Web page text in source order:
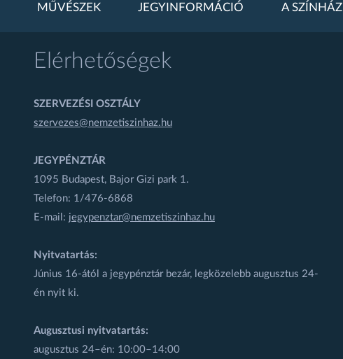
MŰVÉSZEK JEGYINFORMÁCIÓ A SZÍNHÁZ
Elérhetőségek
SZERVEZÉSI OSZTÁLY
szervezes@nemzetiszinhaz.hu
JEGYPÉNZTÁR
1095 Budapest, Bajor Gizi park 1.
Telefon: 1/476-6868
E-mail: jegypenztar@nemzetiszinhaz.hu
Nyitvatartás:
Június 16-ától a jegypénztár bezár, legközelebb augusztus 24-
én nyit ki.
Augusztusi nyitvatartás:
augusztus 24–én: 10:00–14:00